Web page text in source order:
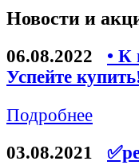
Запчасти для
Запчасти для
Конденсаторы
Ремни для
Новости и
06.08.2022
• К
Успейте
Подробнее
03.08.2021